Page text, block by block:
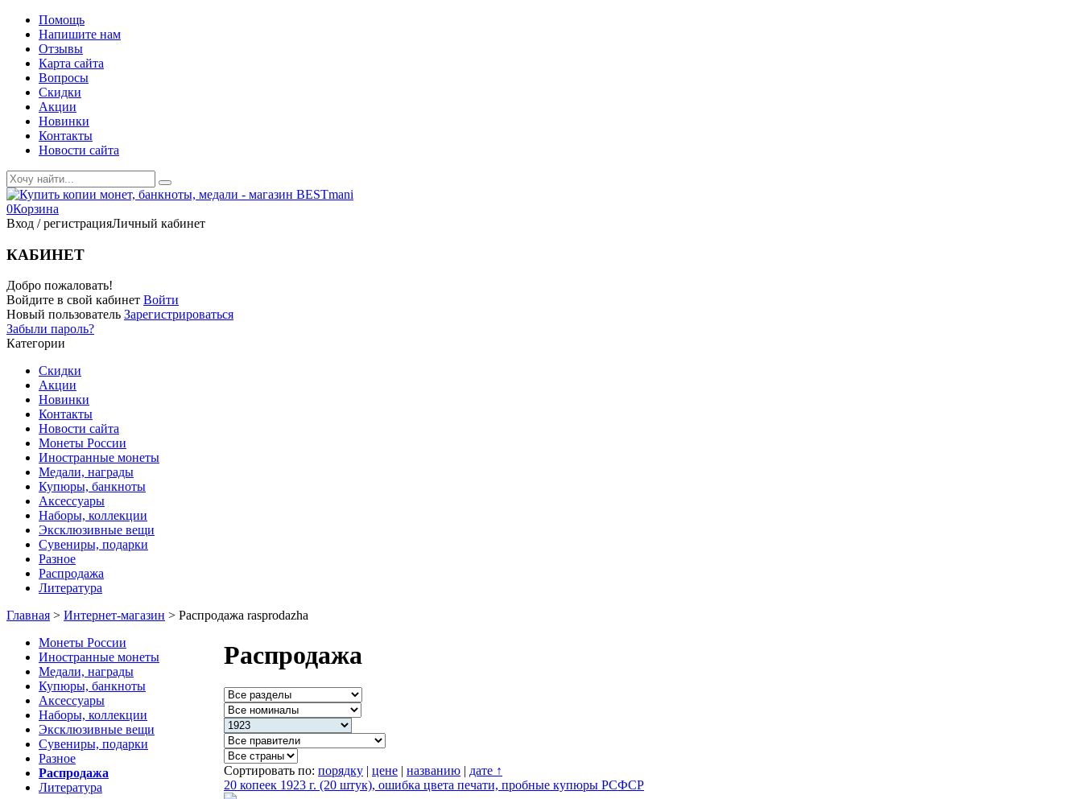
Помощь
Напишите нам
Отзывы
Карта сайта
Вопросы
Скидки
Акции
Новинки
Контакты
Новости сайта
0Корзина
Вход / регистрацияЛичный кабинет
КАБИНЕТ
Добро пожаловать!
Войдите в свой кабинет Войти
Новый пользователь Зарегистрироваться
Забыли пароль?
Категории
Скидки
Акции
Новинки
Контакты
Новости сайта
Монеты России
Иностранные монеты
Медали, награды
Купюры, банкноты
Аксессуары
Наборы, коллекции
Эксклюзивные вещи
Сувениры, подарки
Разное
Распродажа
Литература
Главная > Интернет-магазин > Распродажа rasprodazha
Распродажа
Сортировать по: порядку | цене | названию | дате ↑
20 копеек 1923 г. (20 штук), ошибка цвета печати, пробные купюры РСФСР
Монеты России
Иностранные монеты
Медали, награды
Купюры, банкноты
Аксессуары
Наборы, коллекции
Эксклюзивные вещи
Сувениры, подарки
Разное
Распродажа
Литература